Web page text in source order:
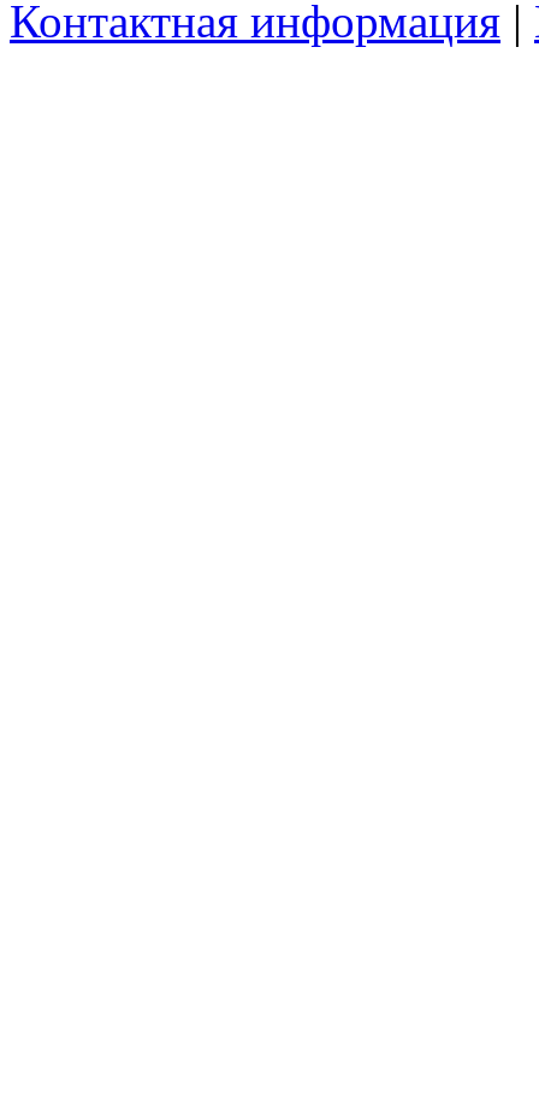
Контактная информация |